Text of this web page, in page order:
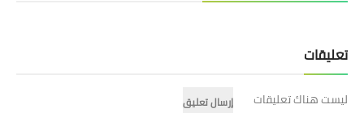
تعليقات
ليست هناك تعليقات
إرسال تعليق